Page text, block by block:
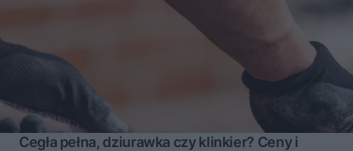
Cegła pełna, dziurawka czy klinkier? Ceny i